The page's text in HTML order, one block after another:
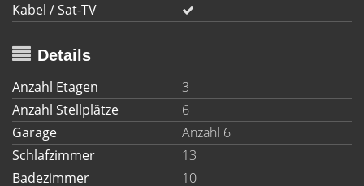
Kabel / Sat-TV
Details
Anzahl Etagen
3
Anzahl Stellplätze
6
Garage
Anzahl 6
Schlafzimmer
13
Badezimmer
10